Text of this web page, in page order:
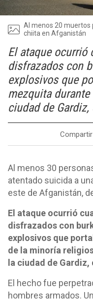
Al menos 20 muertos
chiita en Afganistán
El ataque ocurrió
disfrazados con
explosivos que
mezquita
ciudad de
Compartir
Al menos 30
atentado suicida a
este de Afganistán,
El ataque ocurrió
disfrazados con
explosivos que
de la minoría
la ciudad de
El hecho fue
hombres armados.